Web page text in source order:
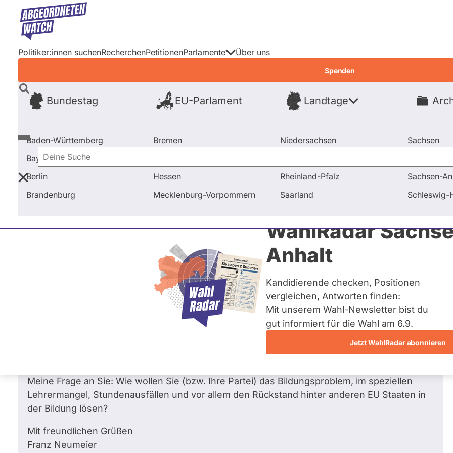
Direkt
Inhalt
Politiker:innen suchenRecherchenPetitionenParlamente
Bundestag EU-Parlament Landtage
Baden-Württemberg
Bayern
Berlin
Brandenburg
Bremen
Hessen
Mecklenburg-Vorpommern
Niedersachsen
Rheinland-Pfalz
Saarland
Sachsen
Sachsen-
Schleswig-
Über uns
Spenden
Deine
Suche
WahlRadar
Anhalt
Kandidierende checken, Positionen
vergleichen, Antworten finden:
Mit unserem Wahl-Newsletter bist du
gut informiert für die Wahl am 6.9.
Jetzt WahlRadar abonnieren
Startseite Frage stellen Dietrich von Gumppenberg Fragen und Antworten Frage an Dietrich von
Dietrich von Gumppenberg Zum Profil
Frage an Dietrich von Gumppenberg von Franz N. bezüglich Bildung und Erziehung
als Familienvater bin ich vor allem an der Bildung und beruflichen Zukunft meiner Kinder
Meine Frage an Sie: Wie wollen Sie (bzw. Ihre Partei) das Bildungsproblem, im speziellen
Lehrermangel, Stundenausfällen und vor allem den Rückstand hinter anderen EU Staaten in
der Bildung lösen?
Mit freundlichen Grüßen
Franz Neumeier